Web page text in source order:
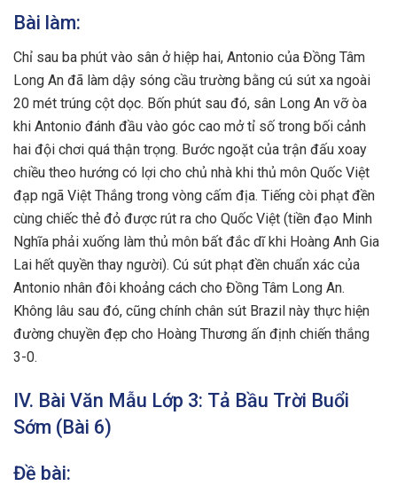
Bài làm:
Chỉ sau ba phút vào sân ở hiệp hai, Antonio của Đồng Tâm
Long An đã làm dậy sóng cầu trường bằng cú sút xa ngoài
20 mét trúng cột dọc. Bốn phút sau đó, sân Long An vỡ òa
khi Antonio đánh đầu vào góc cao mở tỉ số trong bối cảnh
hai đội chơi quá thận trọng. Bước ngoặt của trận đấu xoay
chiều theo hướng có lợi cho chủ nhà khi thủ môn Quốc Việt
đạp ngã Việt Thắng trong vòng cấm địa. Tiếng còi phạt đền
cùng chiếc thẻ đỏ được rút ra cho Quốc Việt (tiền đạo Minh
Nghĩa phải xuống làm thủ môn bất đắc dĩ khi Hoàng Anh Gia
Lai hết quyền thay người). Cú sút phạt đền chuẩn xác của
Antonio nhân đôi khoảng cách cho Đồng Tâm Long An.
Không lâu sau đó, cũng chính chân sút Brazil này thực hiện
đường chuyền đẹp cho Hoàng Thương ấn định chiến thắng
3-0.
IV. Bài Văn Mẫu Lớp 3: Tả Bầu Trời Buổi
Sớm (Bài 6)
Đề bài: